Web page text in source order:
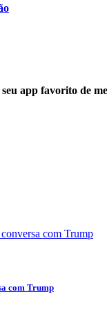
app favorito de
com Trump